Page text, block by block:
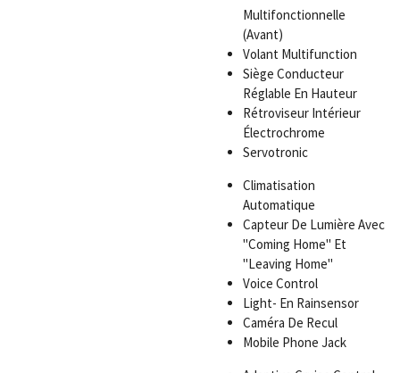
Multifonctionnelle
(Avant)
Volant Multifunction
Siège Conducteur
Réglable En Hauteur
Rétroviseur Intérieur
Électrochrome
Servotronic
Climatisation
Automatique
Capteur De Lumière Avec
"Coming Home" Et
"Leaving Home"
Voice Control
Light- En Rainsensor
Caméra De Recul
Mobile Phone Jack